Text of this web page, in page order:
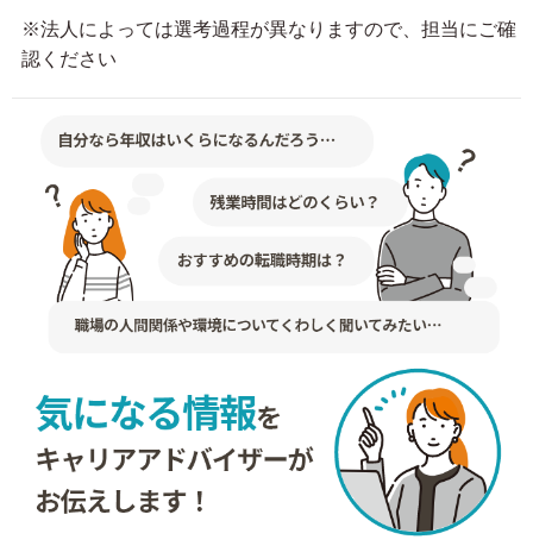
※法人によっては選考過程が異なりますので、担当にご確
認ください